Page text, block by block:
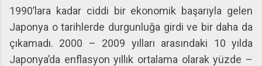
1990’lara kadar ciddi bir ekonomik başarıyla gelen
Japonya o tarihlerde durgunluğa girdi ve bir daha da
çıkamadı. 2000 – 2009 yılları arasındaki 10 yılda
Japonya’da enflasyon yıllık ortalama olarak yüzde –